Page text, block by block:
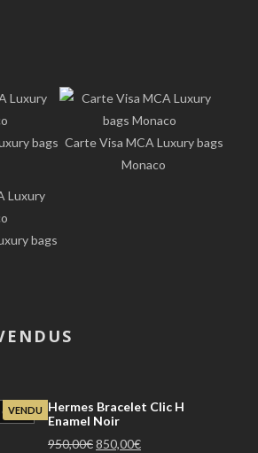
bags Carte Visa MCA Luxury bags
Monaco
bags
VENDU
Hermes Bracelet Clic H
Enamel Noir
950,00€Le
850,00€Le